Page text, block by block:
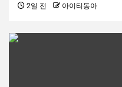
2일 전 아이티동아